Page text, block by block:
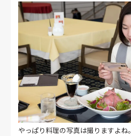
やっぱり料理の写真は撮りますよね。